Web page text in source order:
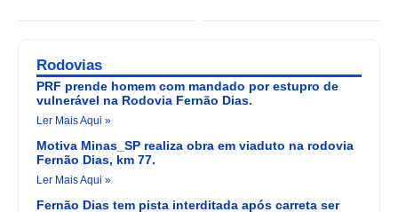
Rodovias
PRF prende homem com mandado por estupro de
vulnerável na Rodovia Fernão Dias.
Ler Mais Aqui »
Motiva Minas_SP realiza obra em viaduto na rodovia
Fernão Dias, km 77.
Ler Mais Aqui »
Fernão Dias tem pista interditada após carreta ser